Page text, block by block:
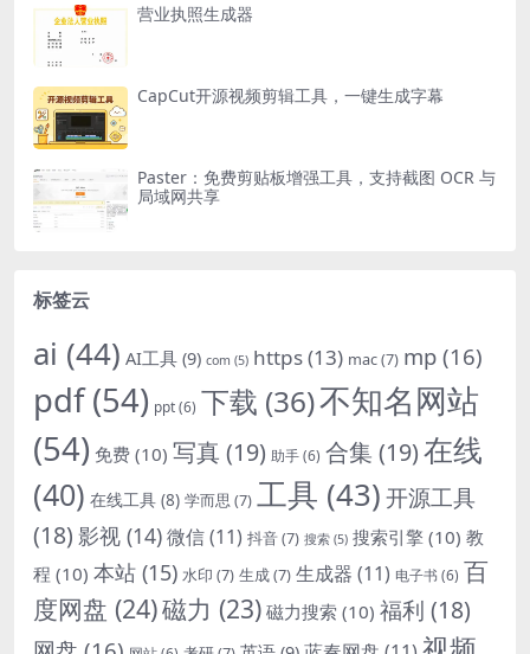
营业执照生成器
CapCut开源视频剪辑工具，一键生成字幕
Paster：免费剪贴板增强工具，支持截图 OCR 与
局域网共享
标签云
ai (44) AI工具 (9) com (5) https(13) mac(7) mp (16)
pdf(54) ppt(6) 下载 (36)不知名网站
(54) 免费 (10) 写真 (19) 助手(6) 合集 (19)在线
(40) 在线工具 (8) 学而思 (7) 工具 (43)开源工具
(18) 影视 (14)微信(11) 抖音(7) 搜索 (5) 搜索引擎 (10) 教
程 (10) 本站 (15) 水印 (7) 生成(7) 生成器 (11) 电子书(6) 百
度网盘 (24)磁力 (23) 磁力搜索 (10) 福利 (18)